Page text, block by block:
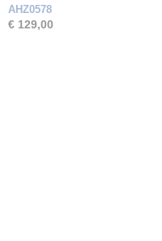
AHZ0578
€ 129,00